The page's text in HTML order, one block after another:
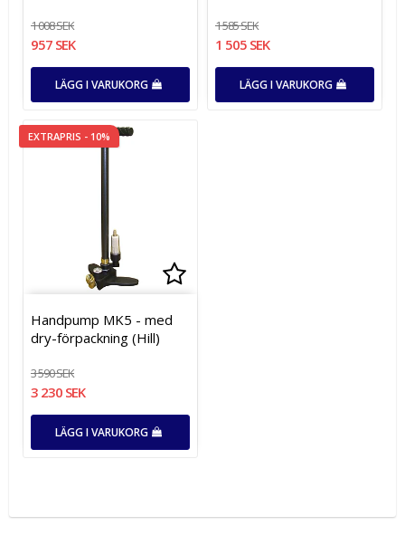
1 008 SEK
957 SEK
LÄGG I VARUKORG
1 585 SEK
1 505 SEK
LÄGG I VARUKORG
EXTRAPRIS - 10%
Lägg till i favoritlistan
Lägg till i favoritlistan
Handpump MK5 - med
dry-förpackning (Hill)
3 590 SEK
3 230 SEK
LÄGG I VARUKORG